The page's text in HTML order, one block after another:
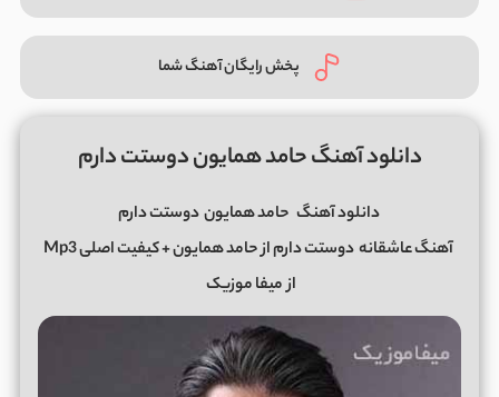
پخش رایگان آهنگ شما
دانلود آهنگ حامد همایون دوستت دارم
دانلود آهنگ حامد همایوندوستت دارم
آهنگ عاشقانهدوستت دارمازحامد همایون
+ کیفیت اصلی Mp3
ازمیفا موزیک